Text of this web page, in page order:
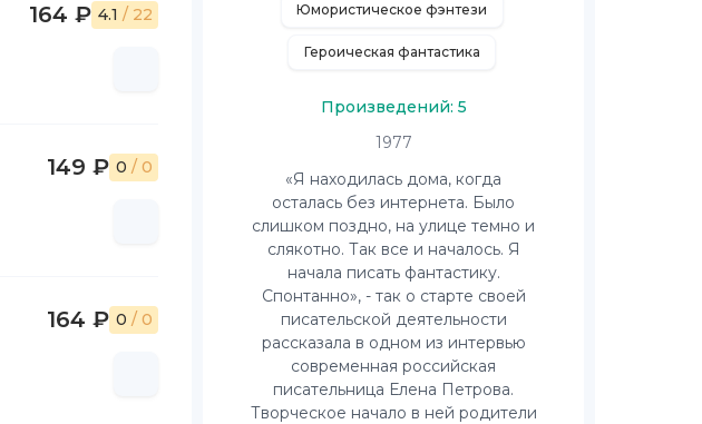
164 ₽ 4.1 / 22
149 ₽ 0 / 0
164 ₽ 0 / 0
Юмористическое фэнтези
Героическая фантастика
Произведений: 5
1977
«Я находилась дома, когда
осталась без интернета. Было
слишком поздно, на улице темно и
слякотно. Так все и началось. Я
начала писать фантастику.
Спонтанно», - так о старте своей
писательской деятельности
рассказала в одном из интервью
современная российская
писательница Елена Петрова.
Творческое начало в ней родители